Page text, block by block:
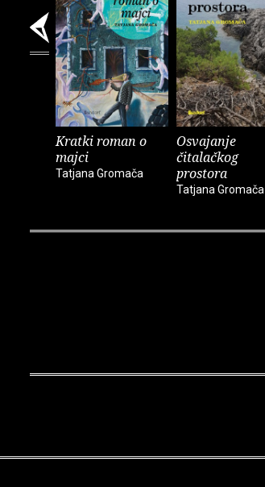
Kratki roman o
majci
Tatjana Gromača
Osvajanje
čitalačkog
prostora
Tatjana Gromača